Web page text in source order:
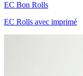
EC Bon Rolls
EC Rolls avec imprimé